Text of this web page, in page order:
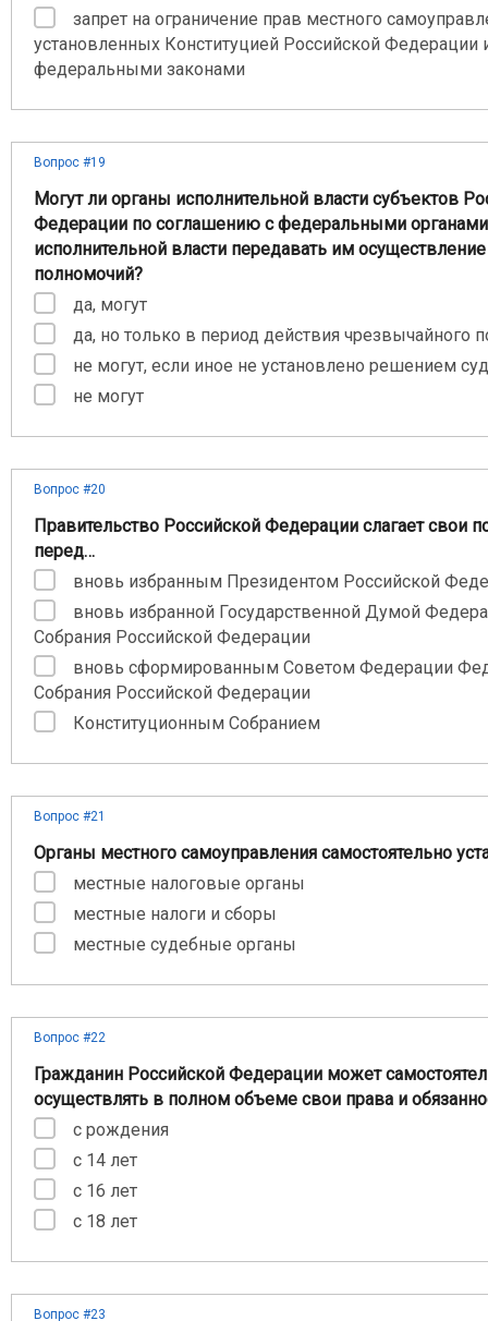
запрет на ограничение прав местного
установленных Конституцией Российской Федерации
федеральными законами
Вопрос #19
Могут ли органы исполнительной власти субъектов
Федерации по соглашению с федеральными органами
исполнительной власти передавать им осуществление
полномочий?
да, могут
да, но только в период действия чрезвычайного
не могут, если иное не установлено решением
не могут
Вопрос #20
Правительство Российской Федерации слагает свои
перед…
вновь избранным Президентом Российской
вновь избранной Государственной Думой
Собрания Российской Федерации
вновь сформированным Советом Федерации
Собрания Российской Федерации
Конституционным Собранием
Вопрос #21
Органы местного самоуправления самостоятельно
местные налоговые органы
местные налоги и сборы
местные судебные органы
Вопрос #22
Гражданин Российской Федерации может
осуществлять в полном объеме свои права и
с рождения
с 14 лет
с 16 лет
с 18 лет
Вопрос #23